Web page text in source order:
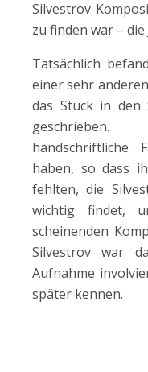
Silvestrov-
zu finden war –
Tatsächlich
einer sehr
das Stück in den
geschrieben.
handschriftliche
haben, so dass
fehlten, die
wichtig findet,
scheinenden
Silvestrov war
Aufnahme
später kennen.